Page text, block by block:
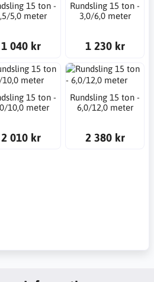
15 ton -
5,0 meter
1 040 kr
Rundsling 15 ton -
3,0/6,0 meter
1 230 kr
15 ton -
10,0 meter
2 010 kr
Rundsling 15 ton -
6,0/12,0 meter
2 380 kr